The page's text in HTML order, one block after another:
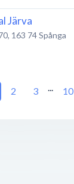
Järva
, 163 74Spånga
163 74 Spånga
2 3 ... 10